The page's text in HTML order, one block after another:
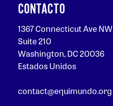
CONTACTO
1367 Connecticut Ave NW
Suite 210
Washington, DC 20036
Estados Unidos
contact@equimundo.org